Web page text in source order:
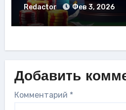
Redactor Фев 3, 2026
Добавить
Комментарий *